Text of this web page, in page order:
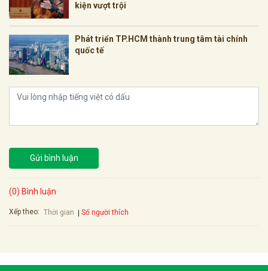
kiện vượt trội
Phát triển TP.HCM thành trung tâm tài chính
quốc tế
Gửi bình luận
(0) Bình luận
Xếp theo: Thời gian Số người thích